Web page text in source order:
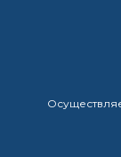
Какая
Какой